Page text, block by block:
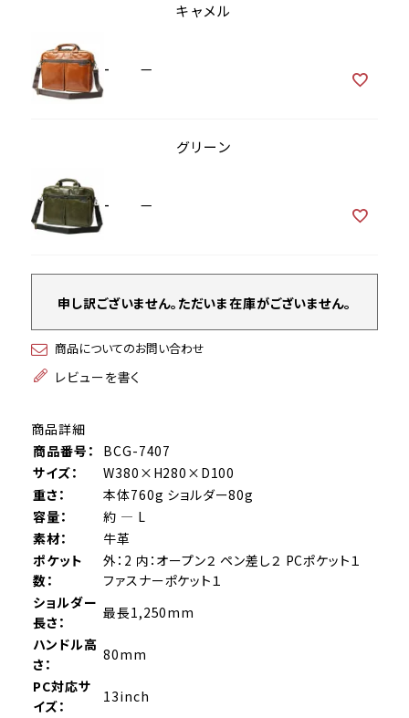
キャメル
- —
グリーン
- —
申し訳ございません。ただいま在庫がございません。
商品についてのお問い合わせ
レビューを書く
商品詳細
商品番号：
BCG-7407
サイズ：
W380×H280×D100
重さ：
本体760g ショルダー80g
容量：
約 ― L
素材：
牛革
ポケット
数：
外：2 内：オープン２ ペン差し２ PCポケット１
ファスナーポケット１
ショルダー
長さ：
最長1,250mm
ハンドル高
さ：
80mm
PC対応サ
イズ：
13inch